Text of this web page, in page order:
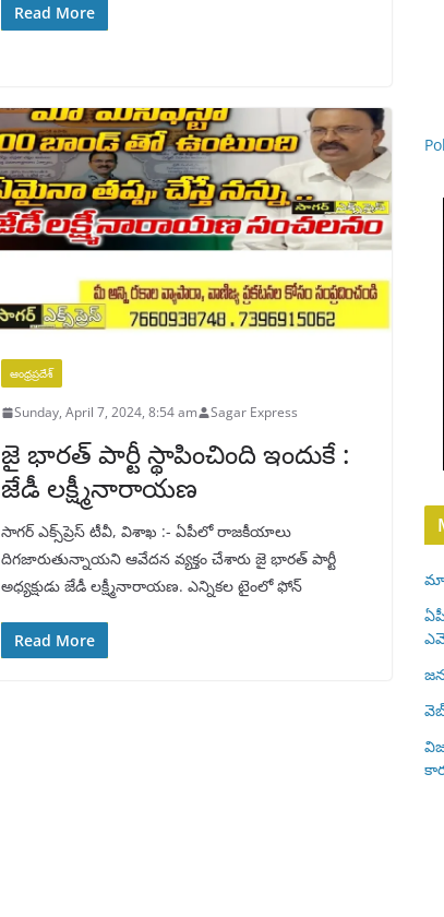
Read More
ఆంధ్రప్రదేశ్
Sunday, April 7, 2024, 8:54 am Sagar Express
జై భారత్ పార్టీ స్థాపించింది ఇందుకే :
జేడీ లక్ష్మీనారాయణ
సాగర్ ఎక్స్‌ప్రెస్ టీవీ, విశాఖ :- ఏపీలో రాజకీయాలు
దిగజారుతున్నాయని ఆవేదన వ్యక్తం చేశారు జై భారత్ పార్టీ
అధ్యక్షుడు జేడీ లక్ష్మీనారాయణ. ఎన్నికల టైంలో ఫోన్
Read More
మా